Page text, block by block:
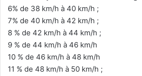
6% de 38 km/h à 40 km/h ;
7% de 40 km/h à 42 km/h ;
8 % de 42 km/h à 44 km/h ;
9 % de 44 km/h à 46 km/h
10 % de 46 km/h à 48 km/h
11 % de 48 km/h à 50 km/h ;